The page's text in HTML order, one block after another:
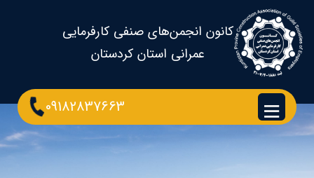
کانون انجمن‌های صنفی کارفرمایی
عمرانی استان کردستان
09182837663